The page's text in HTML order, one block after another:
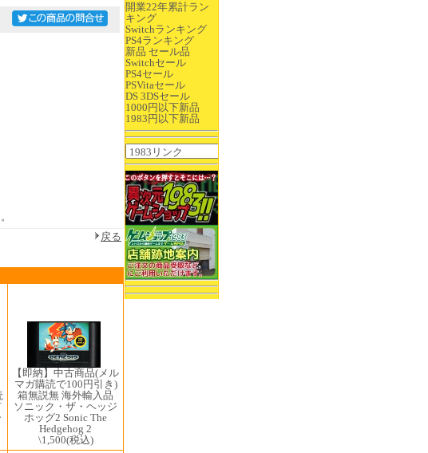
開業22年累計ラン
キング
Switchランキング
PS4ランキング
新品 セール品
Switchセール
PS4セール
PSVitaセール
DS 3DSセール
1000円以下新品
1983円以下新品
戻る
【即納】中古商品(メル
マガ購読で100円引き)
箱無説無 海外輸入品
ソニック・ザ・ヘッジ
ホッグ2 Sonic The
Hedgehog 2
\1,500(税込)